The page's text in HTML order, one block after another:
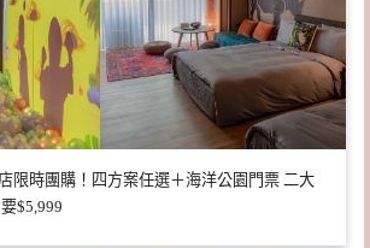
限時團購！四方案任選＋海洋公園門票 二大
$5,999